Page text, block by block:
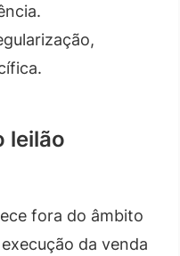
leilão
fora do âmbito
da venda